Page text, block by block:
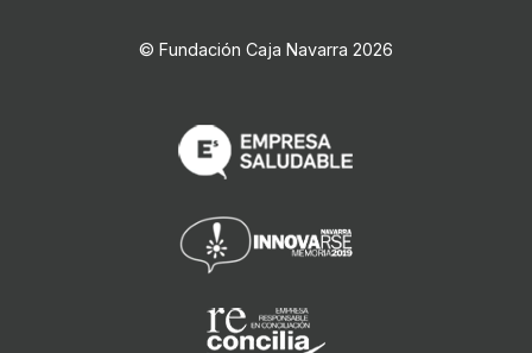
© Fundación Caja Navarra 2026